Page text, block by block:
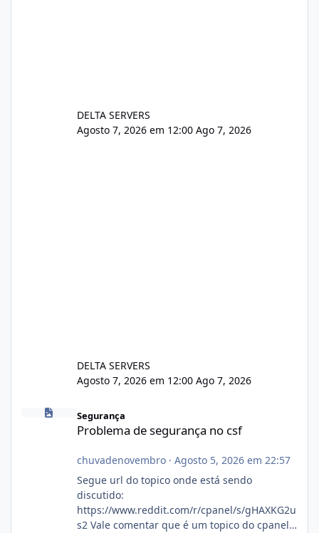
DELTA SERVERS
Agosto 7, 2026 em 12:00 Ago 7, 2026
DELTA SERVERS
Agosto 7, 2026 em 12:00 Ago 7, 2026
Problema de segurança no csf
Segurança
Problema de segurança no csf
chuvadenovembro· Agosto 5, 2026 em 22:57
Segue url do topico onde está sendo
discutido:
https://www.reddit.com/r/cpanel/s/gHAXKG2u
s2 Vale comentar que é um topico do cpanel...